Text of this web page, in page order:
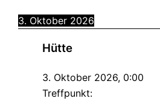
3. Oktober 2026
Hütte
3. Oktober 2026, 0:00
Treffpunkt: